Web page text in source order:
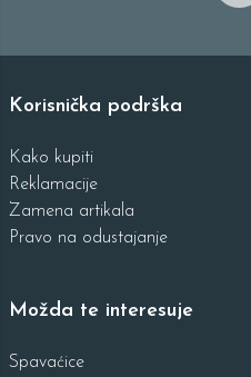
Korisnička podrška
Kako kupiti
Reklamacije
Zamena artikala
Pravo na odustajanje
Možda te interesuje
Spavaćice